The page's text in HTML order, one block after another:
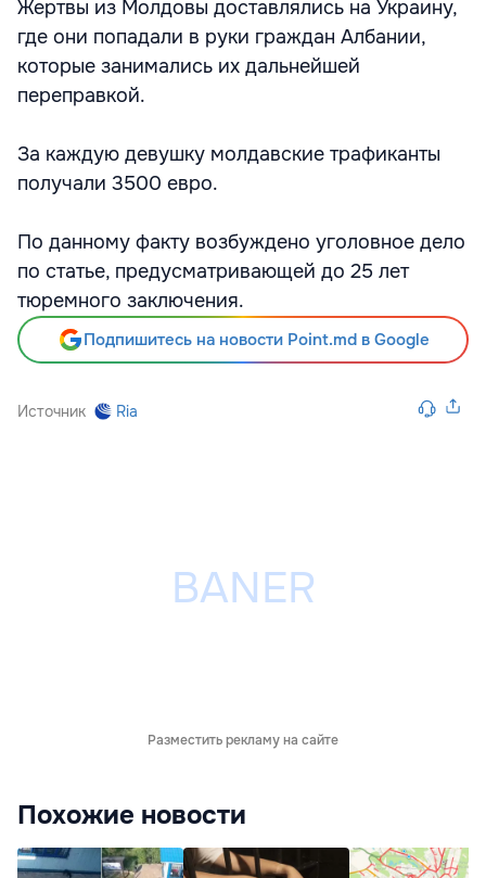
Жертвы из Молдовы доставлялись на Украину,
где они попадали в руки граждан Албании,
которые занимались их дальнейшей
переправкой.
За каждую девушку молдавские трафиканты
получали 3500 евро.
По данному факту возбуждено уголовное дело
по статье, предусматривающей до 25 лет
тюремного заключения.
Подпишитесь на новости Point.md в Google
Источник Ria
Разместить рекламу на сайте
Похожие новости